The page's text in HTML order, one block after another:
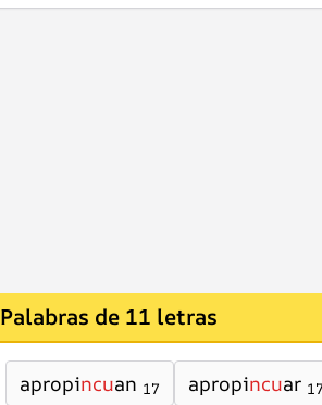
Palabras de 11 letras
apropincuan 17 apropincuar 17